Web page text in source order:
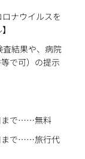
ナウイルスを
結果や、病院
で可）の提示
まで……無料
まで……旅行代